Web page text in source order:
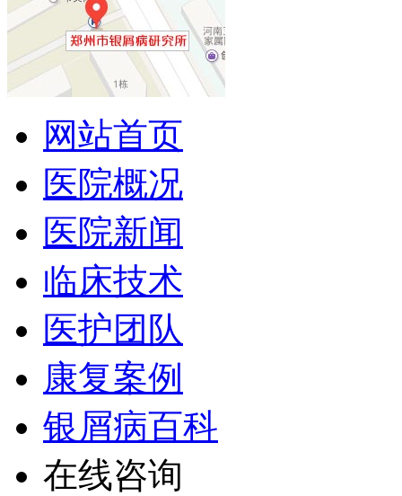
网站首页
医院概况
医院新闻
临床技术
医护团队
康复案例
银屑病百科
在线咨询